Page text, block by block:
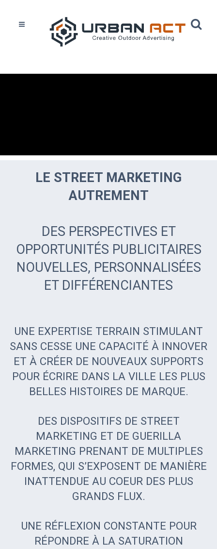
LE STREET MARKETING
AUTREMENT
DES PERSPECTIVES ET
OPPORTUNITÉS PUBLICITAIRES
NOUVELLES, PERSONNALISÉES
ET DIFFÉRENCIANTES
UNE EXPERTISE TERRAIN STIMULANT
SANS CESSE UNE CAPACITÉ À INNOVER
ET À CRÉER DE NOUVEAUX SUPPORTS
POUR ÉCRIRE DANS LA VILLE LES PLUS
BELLES HISTOIRES DE MARQUE.
DES DISPOSITIFS DE STREET
MARKETING ET DE GUERILLA
MARKETING PRENANT DE MULTIPLES
FORMES, QUI S’EXPOSENT DE MANIÈRE
INATTENDUE AU COEUR DES PLUS
GRANDS FLUX.
UNE RÉFLEXION CONSTANTE POUR
RÉPONDRE À LA SATURATION